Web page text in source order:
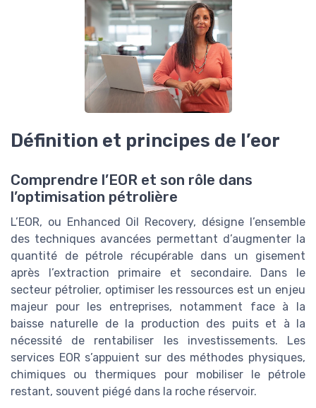
Définition et principes de l’eor
Comprendre l’EOR et son rôle dans
l’optimisation pétrolière
L’EOR, ou Enhanced Oil Recovery, désigne l’ensemble
des techniques avancées permettant d’augmenter la
quantité de pétrole récupérable dans un gisement
après l’extraction primaire et secondaire. Dans le
secteur pétrolier, optimiser les ressources est un enjeu
majeur pour les entreprises, notamment face à la
baisse naturelle de la production des puits et à la
nécessité de rentabiliser les investissements. Les
services EOR s’appuient sur des méthodes physiques,
chimiques ou thermiques pour mobiliser le pétrole
restant, souvent piégé dans la roche réservoir.